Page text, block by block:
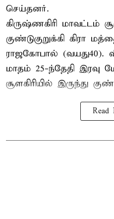
செய்தனர்.
கிருஷ்ணகிரி மாவட்டம்
குண்டுகுறுக்கி கிரா
ராஜகோபால் (வயது40).
மாதம் 25-ந்தேதி இரவு
சூளகிரியில் இருந்து
Read